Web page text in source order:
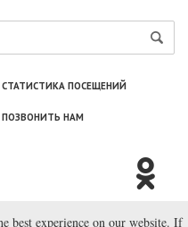
СТАТИСТИКА ПОСЕЩЕНИЙ
ПОЗВОНИТЬ НАМ
2003—2026.
best experience on our website. If